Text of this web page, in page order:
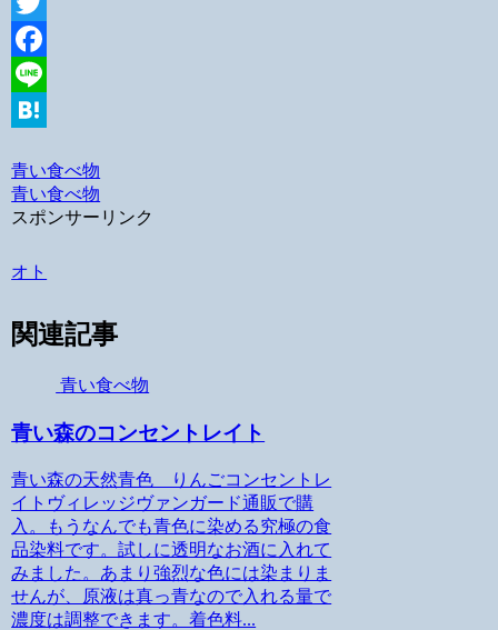
Twitter
Facebook
Line
青い食べ物
青い食べ物
スポンサーリンク
オト
関連記事
青い食べ物
青い森のコンセントレイト
青い森の天然青色 りんごコンセントレ
イトヴィレッジヴァンガード通販で購
入。もうなんでも青色に染める究極の食
品染料です。試しに透明なお酒に入れて
みました。あまり強烈な色には染まりま
せんが、原液は真っ青なので入れる量で
濃度は調整できます。着色料...